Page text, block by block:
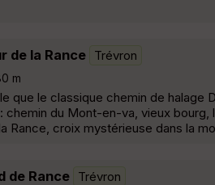
de la Rance Trévron
m
que le classique chemin de
chemin du Mont-en-va, vieux
Rance, croix mystérieuse dans la
de Rance Trévron